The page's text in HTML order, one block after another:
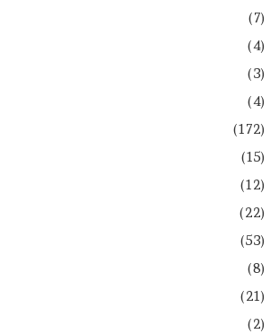
(7)
(4)
(3)
(4)
(172)
(15)
(12)
(22)
(53)
(8)
(21)
(2)